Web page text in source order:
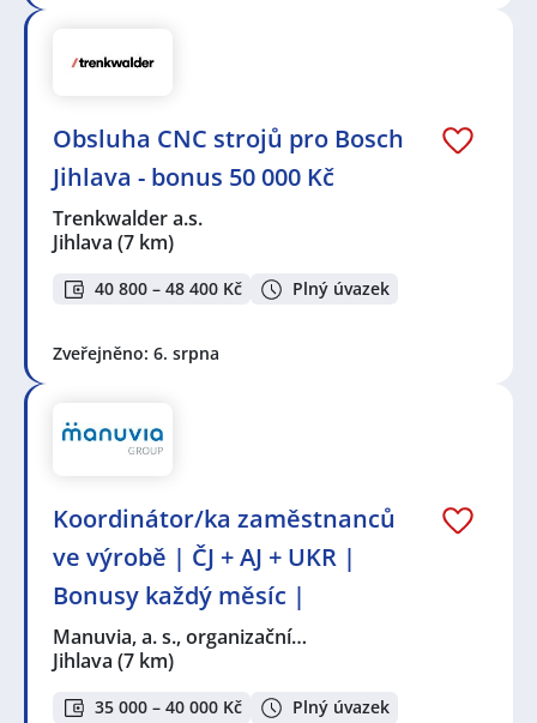
Obsluha CNC strojů pro Bosch
Jihlava - bonus 50 000 Kč
Trenkwalder a.s.
Jihlava (7 km)
40 800 – 48 400 Kč Plný úvazek
Zveřejněno: 6. srpna
Koordinátor/ka zaměstnanců
ve výrobě | ČJ + AJ + UKR |
Bonusy každý měsíc |
Manuvia, a. s., organizační…
Jihlava (7 km)
35 000 – 40 000 Kč
Plný úvazek